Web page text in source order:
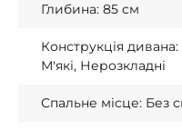
Глибина: 85 см
Конструкція
М'які, Нерозкладні
Спальне місце: Без